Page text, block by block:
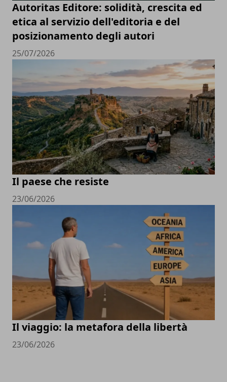
Autoritas Editore: solidità, crescita ed
etica al servizio dell'editoria e del
posizionamento degli autori
25/07/2026
Il paese che resiste
23/06/2026
Il viaggio: la metafora della libertà
23/06/2026